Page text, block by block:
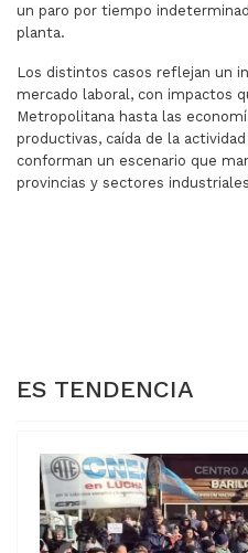
un paro por tiempo
planta.
Los distintos casos reflejan un
mercado laboral, con impactos
Metropolitana hasta las
productivas, caída de la
conforman un escenario que
provincias y sectores
ES TENDENCIA